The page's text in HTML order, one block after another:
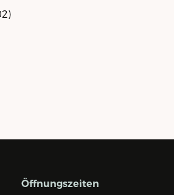
Öffnungszeiten